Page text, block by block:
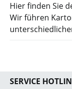
Hier finden Sie
Wir führen
SERVICE